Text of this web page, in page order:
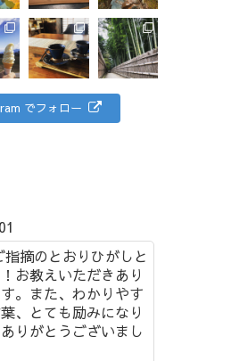
でフォロー
指摘のとおりひがしと
お教えいただきあり
。また、わかりやす
、とても励みになり
りがとうございまし